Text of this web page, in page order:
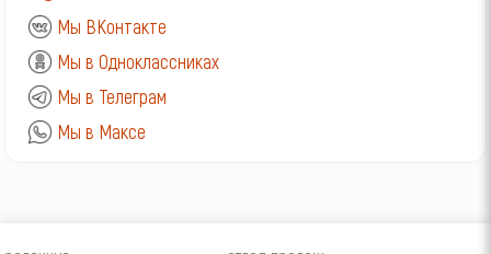
Мы ВКонтакте
Мы в Одноклассниках
Мы в Телеграм
Мы в Максе